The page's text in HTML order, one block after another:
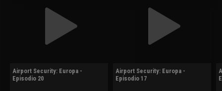
Airport Security: Europa -
Episodio 20
Airport Security: Europa -
Episodio 17